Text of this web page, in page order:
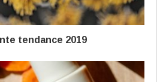
tendance 2019